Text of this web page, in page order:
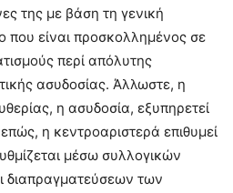
της με βάση τη γενική
που είναι προσκολλημένος σε
περί απόλυτης
ασυδοσίας. Άλλωστε, η
η ασυδοσία, εξυπηρετεί
η κεντροαριστερά επιθυμεί
μέσω συλλογικών
διαπραγματεύσεων των